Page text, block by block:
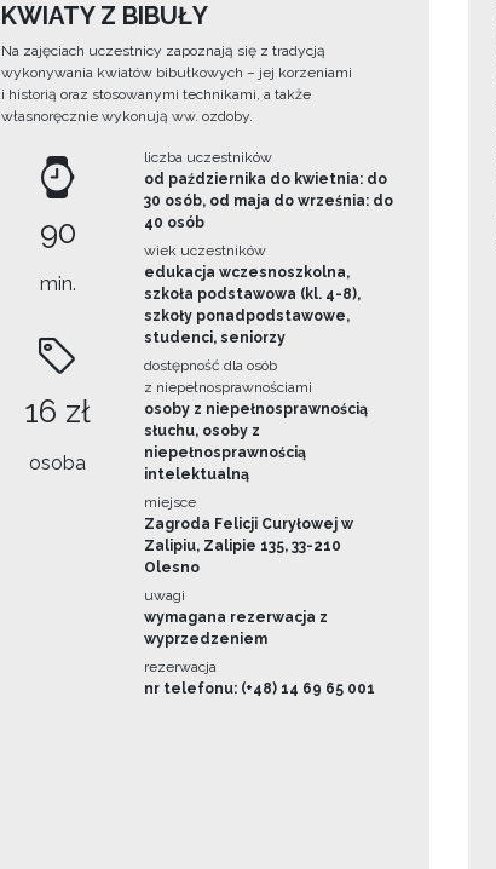
KWIATY Z BIBUŁY
Na zajęciach uczestnicy zapoznają się z tradycją
wykonywania kwiatów bibułkowych – jej korzeniami
i historią oraz stosowanymi technikami, a także
własnoręcznie wykonują ww. ozdoby.
90
min.
16 zł
osoba
liczba uczestników
od października do kwietnia: do
30 osób, od maja do września: do
40 osób
wiek uczestników
edukacja wczesnoszkolna,
szkoła podstawowa (kl. 4-8),
szkoły ponadpodstawowe,
studenci, seniorzy
dostępność dla osób
z niepełnosprawnościami
osoby z niepełnosprawnością
słuchu, osoby z
niepełnosprawnością
intelektualną
miejsce
Zagroda Felicji Curyłowej w
Zalipiu, Zalipie 135, 33-210
Olesno
uwagi
wymagana rezerwacja z
wyprzedzeniem
rezerwacja
nr telefonu: (+48) 14 69 65 001